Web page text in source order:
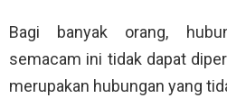
Bagi banyak orang,
semacam ini tidak dapat
merupakan hubungan yang